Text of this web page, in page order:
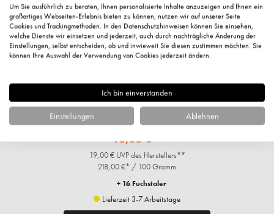
DUO POWDER ROUGE berry, 7,5g
16,35 €*
19,00 € UVP des Herstellers**
218,00 €* / 100 Gramm
+ 16 Fuchstaler
Lieferzeit 3-7 Arbeitstage
Um Sie ausführlich zu beraten, Ihnen personalisierte Inhalte anzuzeigen und Ihnen ein
großartiges Webseiten-Erlebnis bieten zu können, nutzen wir auf unserer Seite
Cookies und Trackingmethoden. In den Datenschutzhinweisen können Sie einsehen,
welche Dienste wir einsetzen und jederzeit, auch durch nachträgliche Änderung der
Einstellungen, selbst entscheiden, ob und inwieweit Sie diesen zustimmen möchten. Sie
können Ihre Auswahl der Verwendung von Cookies jederzeit ändern.
Ich bin einverstanden
Einstellungen Ablehnen